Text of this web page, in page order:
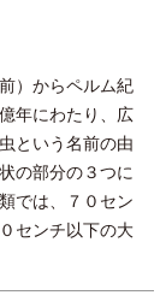
）からペルム紀
年にわたり、広
という名前の由
の部分の３つに
では、７０セン
センチ以下の大